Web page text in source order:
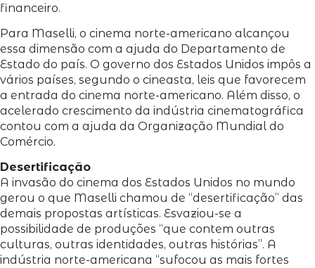
financeiro.
Para Maselli, o cinema norte-americano alcançou
essa dimensão com a ajuda do Departamento de
Estado do país. O governo dos Estados Unidos impôs a
vários países, segundo o cineasta, leis que favorecem
a entrada do cinema norte-americano. Além disso, o
acelerado crescimento da indústria cinematográfica
contou com a ajuda da Organização Mundial do
Comércio.
Desertificação
A invasão do cinema dos Estados Unidos no mundo
gerou o que Maselli chamou de “desertificação” das
demais propostas artísticas. Esvaziou-se a
possibilidade de produções “que contem outras
culturas, outras identidades, outras histórias”. A
indústria norte-americana “sufocou as mais fortes